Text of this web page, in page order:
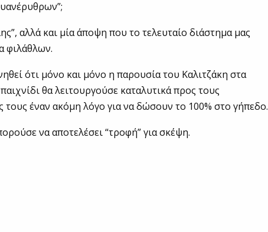
αλλά και μία άποψη που το τελευταίο διάστημα μας
φιλάθλων.
ότι μόνο και μόνο η παρουσία του Καλιτζάκη στα
θα λειτουργούσε καταλυτικά προς τους
τους έναν ακόμη λόγο για να δώσουν το 100% στο γήπεδο.
να αποτελέσει “τροφή” για σκέψη.